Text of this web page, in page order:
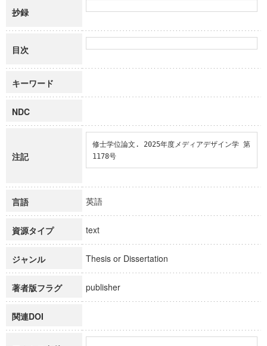
抄録
目次
キーワード
NDC
注記
修士学位論文. 2025年度メディアデザイン学 第
1178号
言語 英語
資源タイプ text
ジャンル Thesis or Dissertation
著者版フラグ publisher
関連DOI